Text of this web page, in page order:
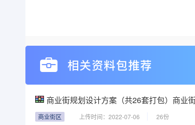
商业街规划设计方案（共26套打包）商业
商业街区
上传时间：2022-07-06 26份